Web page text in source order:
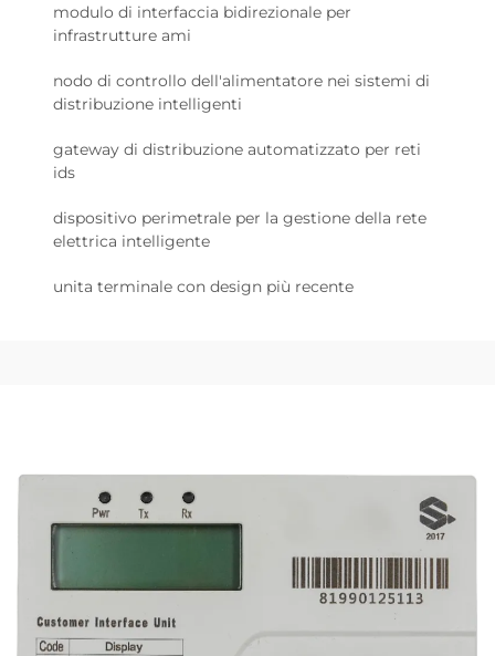
modulo di interfaccia bidirezionale per
infrastrutture ami
nodo di controllo dell'alimentatore nei sistemi di
distribuzione intelligenti
gateway di distribuzione automatizzato per reti
ids
dispositivo perimetrale per la gestione della rete
elettrica intelligente
unita terminale con design più recente